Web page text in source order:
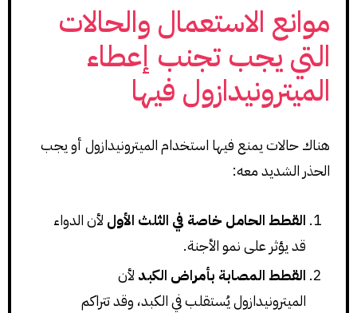
موانع الاستعمال والحالات
التي يجب تجنب إعطاء
الميترونيدازول فيها
هناك حالات يمنع فيها استخدام الميترونيدازول أو يجب
الحذر الشديد معه:
القطط الحامل خاصة في الثلث الأول لأن الدواء
قد يؤثر على نمو الأجنة.
القطط المصابة بأمراض الكبد لأن
الميترونيدازول يُستقلب في الكبد، وقد تتراكم